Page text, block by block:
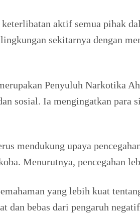
aktif semua pihak
sekitarnya dengan
Penyuluh Narkotika
sosial. Ia mengingatkan para
mendukung upaya
Menurutnya, pencegahan
yang lebih kuat
dan bebas dari pengaruh